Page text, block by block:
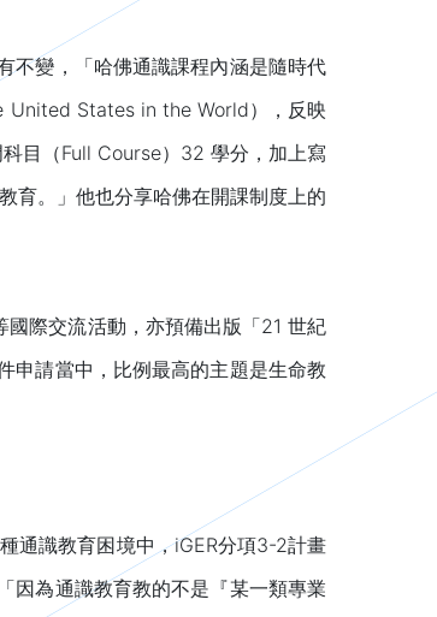
不變，「哈佛通識課程內涵是隨時代
United States in the World），反映
目（Full Course）32 學分，加上寫
育。」他也分享哈佛在開課制度上的
際交流活動，亦預備出版「21 世紀
申請當中，比例最高的主題是生命教
通識教育困境中，iGER分項3-2計畫
因為通識教育教的不是『某一類專業